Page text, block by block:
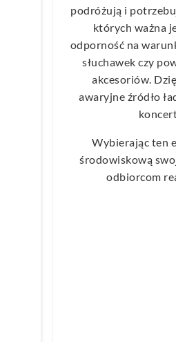
podróżują i
których ważna
odporność na
słuchawek czy
akcesoriów.
awaryjne źródło
Wybierając ten
środowiskową
odbiorcom